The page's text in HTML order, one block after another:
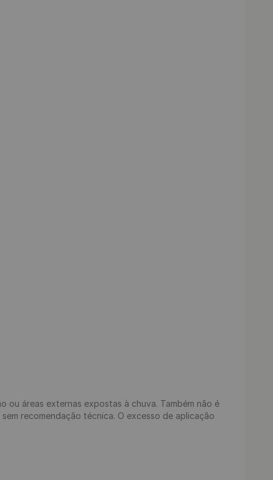
ou áreas externas expostas à chuva. Também não é
recomendação técnica. O excesso de aplicação